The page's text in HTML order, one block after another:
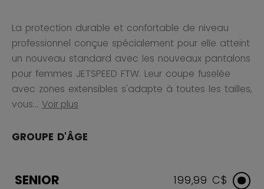
La protection durable et confortable de niveau
professionnel conçue spécialement pour elle atteint
un nouveau standard avec les nouveaux pantalons
pour femmes JETSPEED FTW. Leur coupe fuselée
avec zones extensibles s'adapte à toutes les tailles,
vous... Voir plus
GROUPE D'ÂGE
SENIOR 199,99 C$